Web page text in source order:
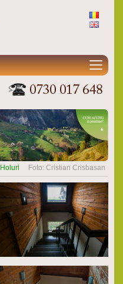
Holuri Foto: Cristian Crisbasan